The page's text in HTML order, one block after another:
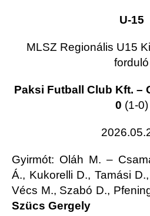
U-15
MLSZ Regionális U15
forduló
Paksi Futball Club Kft. –
0 (1-0)
Gyirmót: Oláh M. –
Á., Kukorelli D., Tamási
Vécs M., Szabó D.,
Szücs Gergely